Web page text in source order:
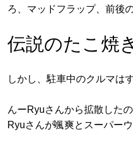
ろ、マッドフラップ、前後
伝説のたこ焼
しかし、駐車中のクルマは
んーRyuさんから拡散した
Ryuさんが颯爽とスーパー